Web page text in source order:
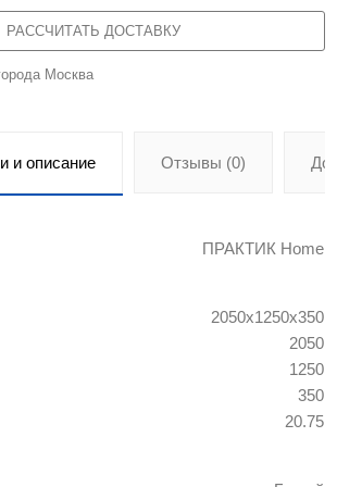
РАССЧИТАТЬ ДОСТАВКУ
Москва
и описание Отзывы (0)
ПРАКТИК Home
2050x1250x350
2050
1250
350
20.75